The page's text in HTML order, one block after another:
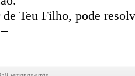
Teu Filho, pode